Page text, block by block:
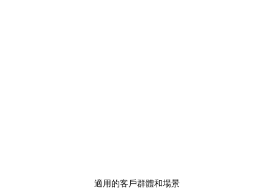
適用的客戶群體和場景